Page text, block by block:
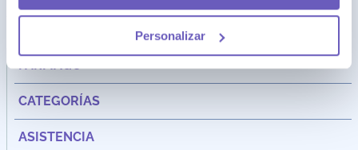
Personalizar
Av. Santa Cecilia Nro. 265 Ate - Lima, Perú
FARMAGO
CATEGORÍAS
ASISTENCIA